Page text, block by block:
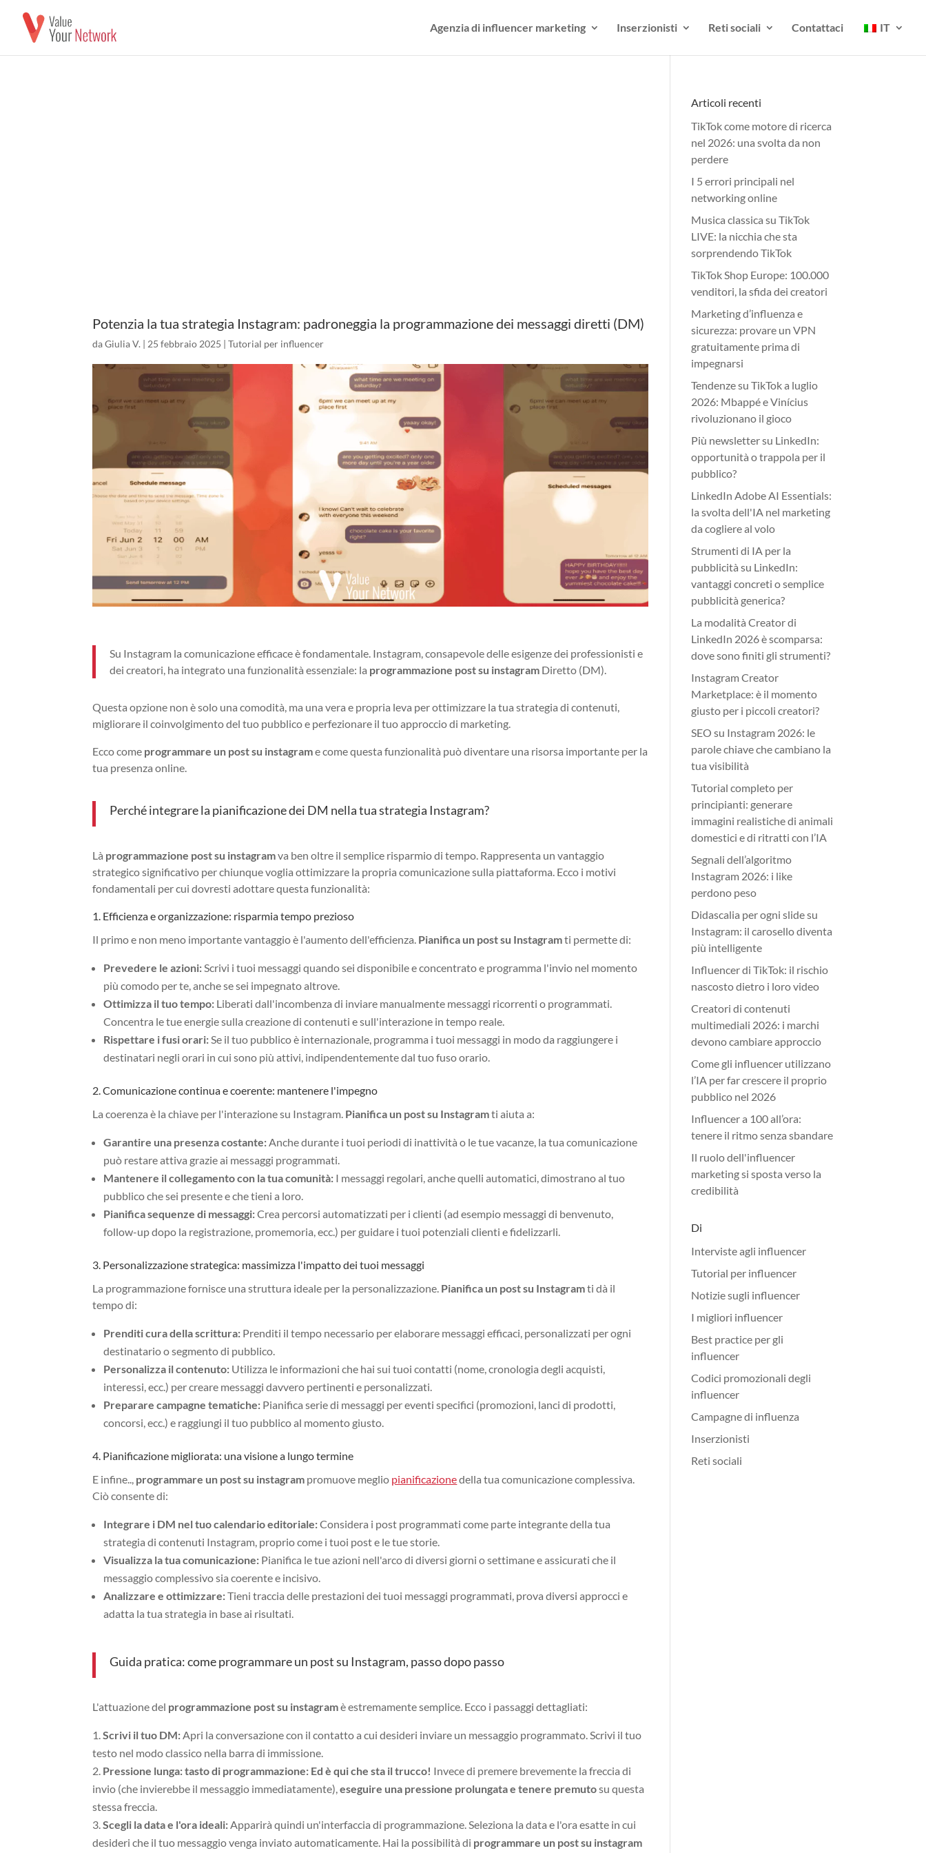
Agenzia di influencer marketing Inserzionisti Reti sociali Contattaci IT
Potenzia la tua strategia Instagram: padroneggia la programmazione dei messaggi diretti (DM)
daGiulia V. | 25 febbraio 2025 |Tutorial per influencer
Su Instagram la comunicazione efficace è fondamentale. Instagram, consapevole delle esigenze dei professionisti e
dei creatori, ha integrato una funzionalità essenziale: la programmazione post su instagram Diretto (DM).
Questa opzione non è solo una comodità, ma una vera e propria leva per ottimizzare la tua strategia di contenuti,
migliorare il coinvolgimento del tuo pubblico e perfezionare il tuo approccio di marketing.
Ecco come programmare un post su instagrame come questa funzionalità può diventare una risorsa importante per la
tua presenza online.
Perché integrare la pianificazione dei DM nella tua strategia Instagram?
Là programmazione post su instagramva ben oltre il semplice risparmio di tempo. Rappresenta un vantaggio
strategico significativo per chiunque voglia ottimizzare la propria comunicazione sulla piattaforma. Ecco i motivi
fondamentali per cui dovresti adottare questa funzionalità:
1. Efficienza e organizzazione: risparmia tempo prezioso
Il primo e non meno importante vantaggio è l'aumento dell'efficienza. Pianifica un post su Instagramti permette di:
Prevedere le azioni: Scrivi i tuoi messaggi quando sei disponibile e concentrato e programma l'invio nel momento
più comodo per te, anche se sei impegnato altrove.
Ottimizza il tuo tempo: Liberati dall'incombenza di inviare manualmente messaggi ricorrenti o programmati.
Concentra le tue energie sulla creazione di contenuti e sull'interazione in tempo reale.
Rispettare i fusi orari: Se il tuo pubblico è internazionale, programma i tuoi messaggi in modo da raggiungere i
destinatari negli orari in cui sono più attivi, indipendentemente dal tuo fuso orario.
2. Comunicazione continua e coerente: mantenere l'impegno
La coerenza è la chiave per l'interazione su Instagram. Pianifica un post su Instagramti aiuta a:
Garantire una presenza costante: Anche durante i tuoi periodi di inattività o le tue vacanze, la tua comunicazione
può restare attiva grazie ai messaggi programmati.
Mantenere il collegamento con la tua comunità: I messaggi regolari, anche quelli automatici, dimostrano al tuo
pubblico che sei presente e che tieni a loro.
Pianifica sequenze di messaggi:Crea percorsi automatizzati per i clienti (ad esempio messaggi di benvenuto,
follow-up dopo la registrazione, promemoria, ecc.) per guidare i tuoi potenziali clienti e fidelizzarli.
3. Personalizzazione strategica: massimizza l'impatto dei tuoi messaggi
La programmazione fornisce una struttura ideale per la personalizzazione. Pianifica un post su Instagramti dà il
tempo di:
Prenditi cura della scrittura: Prenditi il tempo necessario per elaborare messaggi efficaci, personalizzati per ogni
destinatario o segmento di pubblico.
Personalizza il contenuto: Utilizza le informazioni che hai sui tuoi contatti (nome, cronologia degli acquisti,
interessi, ecc.) per creare messaggi davvero pertinenti e personalizzati.
Preparare campagne tematiche: Pianifica serie di messaggi per eventi specifici (promozioni, lanci di prodotti,
concorsi, ecc.) e raggiungi il tuo pubblico al momento giusto.
4. Pianificazione migliorata: una visione a lungo termine
E infine.., programmare un post su instagram promuove meglio pianificazionedella tua comunicazione complessiva.
Ciò consente di:
Integrare i DM nel tuo calendario editoriale:Considera i post programmati come parte integrante della tua
strategia di contenuti Instagram, proprio come i tuoi post e le tue storie.
Visualizza la tua comunicazione: Pianifica le tue azioni nell'arco di diversi giorni o settimane e assicurati che il
messaggio complessivo sia coerente e incisivo.
Analizzare e ottimizzare:Tieni traccia delle prestazioni dei tuoi messaggi programmati, prova diversi approcci e
adatta la tua strategia in base ai risultati.
Guida pratica: come programmare un post su Instagram, passo dopo passo
L'attuazione del programmazione post su instagramè estremamente semplice. Ecco i passaggi dettagliati:
Scrivi il tuo DM: Apri la conversazione con il contatto a cui desideri inviare un messaggio programmato. Scrivi il tuo
testo nel modo classico nella barra di immissione.
Pressione lunga: tasto di programmazione: Ed è qui che sta il trucco! Invece di premere brevemente la freccia di
invio (che invierebbe il messaggio immediatamente),eseguire una pressione prolungata e tenere premutosu questa
stessa freccia.
Scegli la data e l'ora ideali: Apparirà quindi un'interfaccia di programmazione. Seleziona la data e l'ora esatte in cui
desideri che il tuo messaggio venga inviato automaticamente. Hai la possibilità di programmare un post su instagram
Articoli recenti
TikTok come motore di ricerca
nel 2026: una svolta da non
perdere
I 5 errori principali nel
networking online
Musica classica su TikTok
LIVE: la nicchia che sta
sorprendendo TikTok
TikTok Shop Europe: 100.000
venditori, la sfida dei creatori
Marketing d’influenza e
sicurezza: provare un VPN
gratuitamente prima di
impegnarsi
Tendenze su TikTok a luglio
2026: Mbappé e Vinícius
rivoluzionano il gioco
Più newsletter su LinkedIn:
opportunità o trappola per il
pubblico?
LinkedIn Adobe AI Essentials:
la svolta dell'IA nel marketing
da cogliere al volo
Strumenti di IA per la
pubblicità su LinkedIn:
vantaggi concreti o semplice
pubblicità generica?
La modalità Creator di
LinkedIn 2026 è scomparsa:
dove sono finiti gli strumenti?
Instagram Creator
Marketplace: è il momento
giusto per i piccoli creatori?
SEO su Instagram 2026: le
parole chiave che cambiano la
tua visibilità
Tutorial completo per
principianti: generare
immagini realistiche di animali
domestici e di ritratti con l’IA
Segnali dell’algoritmo
Instagram 2026: i like
perdono peso
Didascalia per ogni slide su
Instagram: il carosello diventa
più intelligente
Influencer di TikTok: il rischio
nascosto dietro i loro video
Creatori di contenuti
multimediali 2026: i marchi
devono cambiare approccio
Come gli influencer utilizzano
l’IA per far crescere il proprio
pubblico nel 2026
Influencer a 100 all’ora:
tenere il ritmo senza sbandare
Il ruolo dell'influencer
marketing si sposta verso la
credibilità
Di
Interviste agli influencer
Tutorial per influencer
Notizie sugli influencer
I migliori influencer
Best practice per gli
influencer
Codici promozionali degli
influencer
Campagne di influenza
Inserzionisti
Reti sociali